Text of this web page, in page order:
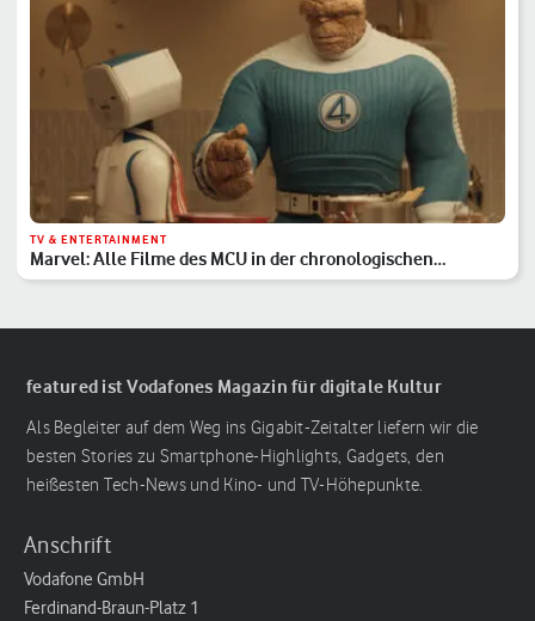
TV & ENTERTAINMENT
Marvel: Alle Filme des MCU in der chronologischen
Reihenfolge
featured ist Vodafones Magazin für digitale Kultur
Als Begleiter auf dem Weg ins Gigabit-Zeitalter liefern wir die
besten Stories zu Smartphone-Highlights, Gadgets, den
heißesten Tech-News und Kino- und TV-Höhepunkte.
Anschrift
Vodafone GmbH
Ferdinand-Braun-Platz 1